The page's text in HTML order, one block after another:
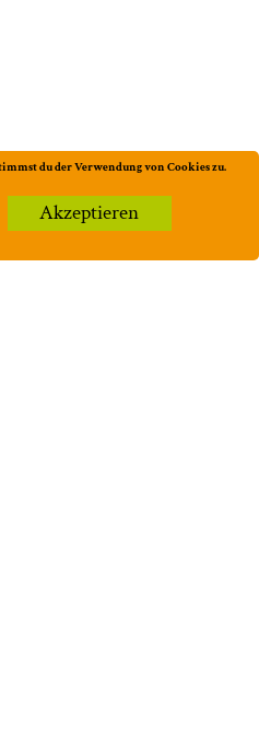
du der Verwendung von Cookies zu.
Akzeptieren